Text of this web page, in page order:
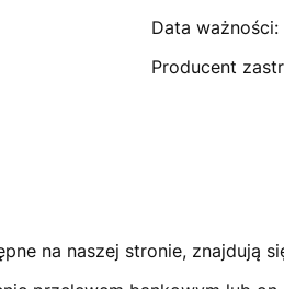
Data
Producent
na naszej stronie, znajdują